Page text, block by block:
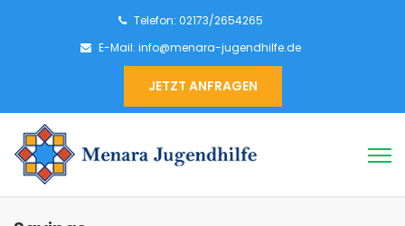
Telefon: 02173/2654265
E-Mail: info@menara-jugendhilfe.de
JETZT ANFRAGEN